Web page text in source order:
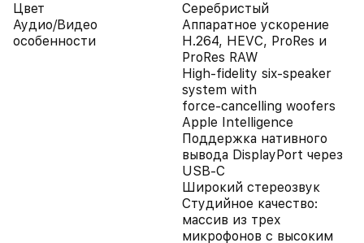
Цвет
Серебристый
Аудио/Видео
особенности
Аппаратное ускорение
H.264, HEVC, ProRes и
ProRes RAW
High‑fidelity six‑speaker
system with
force‑cancelling woofers
Apple Intelligence
Поддержка нативного
вывода DisplayPort через
USB‑C
Широкий стереозвук
Студийное качество:
массив из трех
микрофонов с высоким